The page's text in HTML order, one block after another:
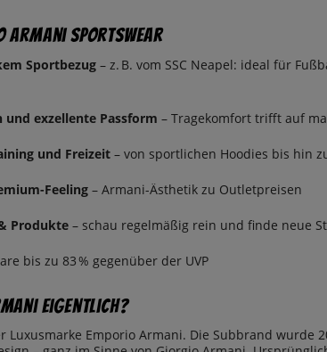
Armani Sportswear
Sportbezug – z. B. vom SSC Neapel: ideal für
exzellente Passform – Tragekomfort trifft auf
und Freizeit – von sportlichen Hoodies bis hin
Feeling – Armani-Ästhetik zu Outletpreisen
Produkte – schau regelmäßig rein und finde neue
bis zu 83 % gegenüber der UVP
eigentlich?
Luxusmarke Emporio Armani. Die Subbrand wurde